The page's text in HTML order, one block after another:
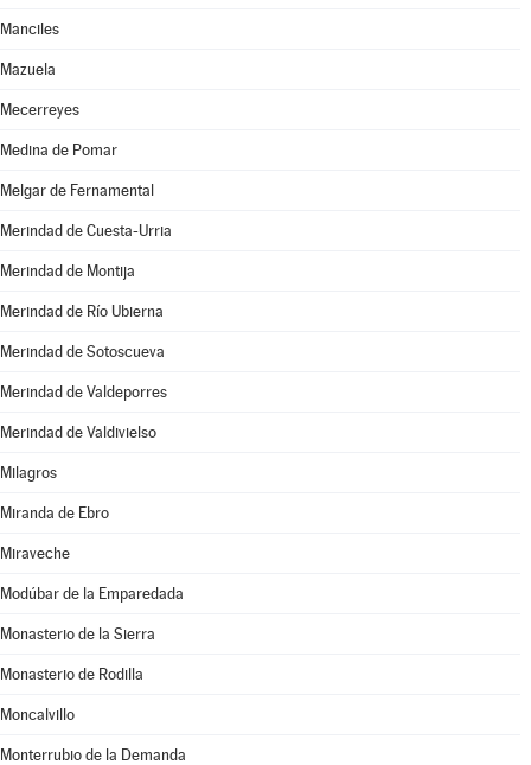
Manciles
Mazuela
Mecerreyes
Medina de Pomar
Melgar de Fernamental
Merindad de Cuesta-Urria
Merindad de Montija
Merindad de Río Ubierna
Merindad de Sotoscueva
Merindad de Valdeporres
Merindad de Valdivielso
Milagros
Miranda de Ebro
Miraveche
Modúbar de la Emparedada
Monasterio de la Sierra
Monasterio de Rodilla
Moncalvillo
Monterrubio de la Demanda